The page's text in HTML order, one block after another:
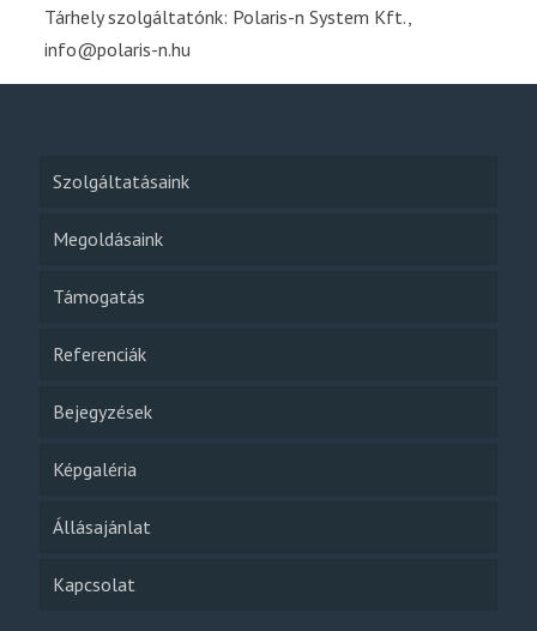
Tárhely szolgáltatónk: Polaris-n System Kft.,
info@polaris-n.hu
Szolgáltatásaink
Megoldásaink
Támogatás
Referenciák
Bejegyzések
Képgaléria
Állásajánlat
Kapcsolat